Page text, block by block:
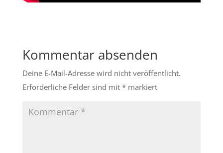
Kommentar absenden
Deine E-Mail-Adresse wird nicht veröffentlicht.
Erforderliche Felder sind mit *markiert